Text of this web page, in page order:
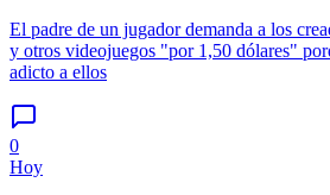
El padre de un jugador demanda a los
y otros videojuegos "por 1,50 dólares"
adicto a ellos
0
Hoy